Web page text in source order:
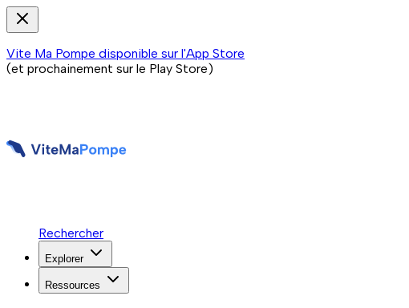
Vite Ma Pompe disponible sur l'App Store
(et prochainement sur le Play Store)
Rechercher
Explorer
Ressources